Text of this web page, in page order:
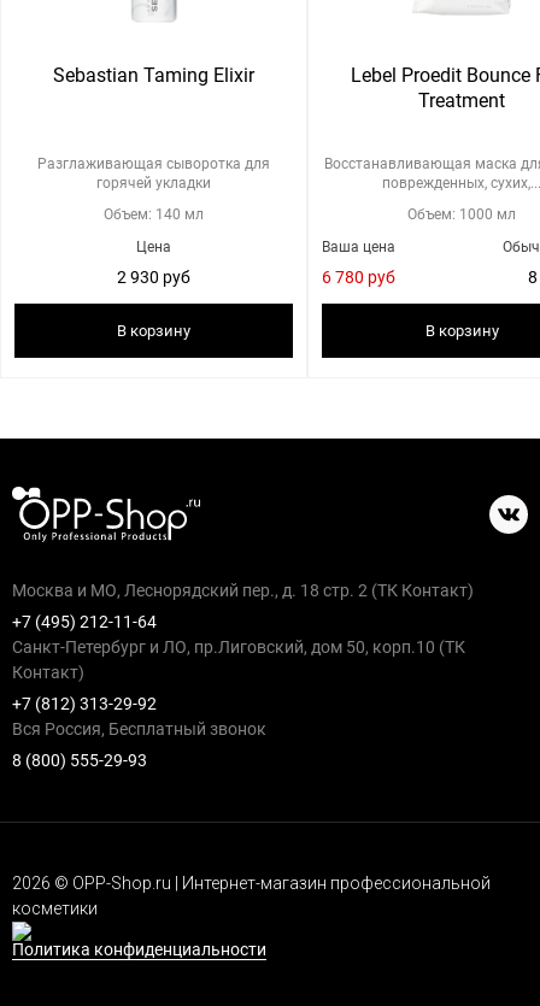
Sebastian Taming Elixir
Разглаживающая сыворотка для
горячей укладки
Объем: 140 мл
Цена
2 930 руб
В корзину
Lebel Proedit Bounce
Treatment
Восстанавливающая маска
поврежденных,
Объем: 1000 мл
8
Ваша цена
6 780 руб
В корзину
Москва и МО, Леснорядский пер., д. 18 стр. 2 (ТК Контакт)
+7 (495) 212-11-64
Санкт-Петербург и ЛО, пр.Лиговский, дом 50, корп.10 (ТК
Контакт)
+7 (812) 313-29-92
Вся Россия, Бесплатный звонок
8 (800) 555-29-93
2026 © OPP-Shop.ru | Интернет-магазин профессиональной
косметики
Политика конфиденциальности